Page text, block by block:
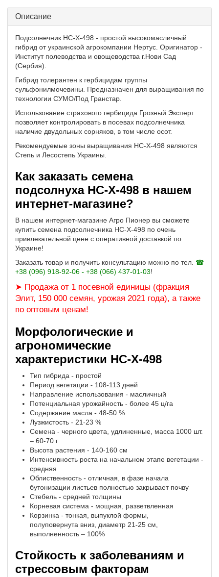
Описание
Подсолнечник НС-Х-498 - простой высокомасличный
гибрид от украинской агрокомпании Нертус. Оригинатор -
Институт полеводства и овощеводства г.Нови Сад
(Сербия).
Гибрид толерантен к гербицидам группы
сульфонилмочевины. Предназначен для выращивания по
технологии СУМО/Под Гранстар.
Использование страхового гербицида Грозный Эксперт
позволяет контролировать в посевах подсолнечника
наличие двудольных сорняков, в том числе осот.
Рекомендуемые зоны выращивания НС-Х-498 являются
Степь и Лесостепь Украины.
Как заказать семена
подсолнуха НС-Х-498 в нашем
интернет-магазине?
В нашем интернет-магазине Агро Пионер вы сможете
купить семена подсолнечника НС-Х-498 по очень
привлекательной цене с оперативной доставкой по
Украине!
Заказать товар и получить консультацию можно по тел. ☎
+38 (096) 918-92-06 - +38 (066) 437-01-03!
➤ Продажа от 1 посевной единицы (фракция
Элит, 150 000 семян, урожая 2021 года), а также
по оптовым ценам!
Морфологические и
агрономические
характеристики НС-Х-498
Тип гибрида - простой
Период вегетации - 108-113 дней
Направление использования - масличный
Потенциальная урожайность - более 45 ц/га
Содержание масла - 48-50 %
Лузжистость - 21-23 %
Семена - черного цвета, удлиненные, масса 1000 шт.
– 60-70 г
Высота растения - 140-160 см
Интенсивность роста на начальном этапе вегетации -
средняя
Облиственность - отличная, в фазе начала
бутонизации листьев полностью закрывает почву
Стебель - средней толщины
Корневая система - мощная, разветвленная
Корзинка - тонкая, выпуклой формы,
полуповернута вниз, диаметр 21-25 см,
выполненность – 100%
Стойкость к заболеваниям и
стрессовым факторам